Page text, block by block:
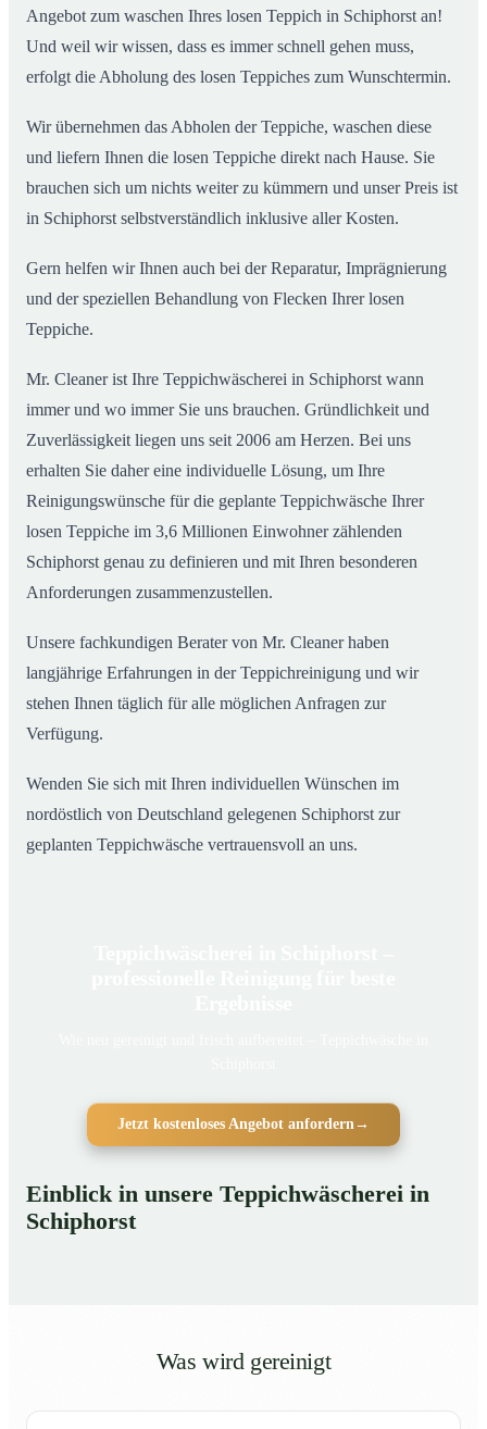
Angebot zum waschen Ihres losen Teppich in Schiphorst an!
Und weil wir wissen, dass es immer schnell gehen muss,
erfolgt die Abholung des losen Teppiches zum Wunschtermin.
Wir übernehmen das Abholen der Teppiche, waschen diese
und liefern Ihnen die losen Teppiche direkt nach Hause. Sie
brauchen sich um nichts weiter zu kümmern und unser Preis ist
in Schiphorst selbstverständlich inklusive aller Kosten.
Gern helfen wir Ihnen auch bei der Reparatur, Imprägnierung
und der speziellen Behandlung von Flecken Ihrer losen
Teppiche.
Mr. Cleaner ist Ihre Teppichwäscherei in Schiphorst wann
immer und wo immer Sie uns brauchen. Gründlichkeit und
Zuverlässigkeit liegen uns seit 2006 am Herzen. Bei uns
erhalten Sie daher eine individuelle Lösung, um Ihre
Reinigungswünsche für die geplante Teppichwäsche Ihrer
losen Teppiche im 3,6 Millionen Einwohner zählenden
Schiphorst genau zu definieren und mit Ihren besonderen
Anforderungen zusammenzustellen.
Unsere fachkundigen Berater von Mr. Cleaner haben
langjährige Erfahrungen in der Teppichreinigung und wir
stehen Ihnen täglich für alle möglichen Anfragen zur
Verfügung.
Wenden Sie sich mit Ihren individuellen Wünschen im
nordöstlich von Deutschland gelegenen Schiphorst zur
geplanten Teppichwäsche vertrauensvoll an uns.
Jetzt kostenloses Angebot anfordern →
Einblick in unsere Teppichwäscherei in
Schiphorst
Was wird gereinigt